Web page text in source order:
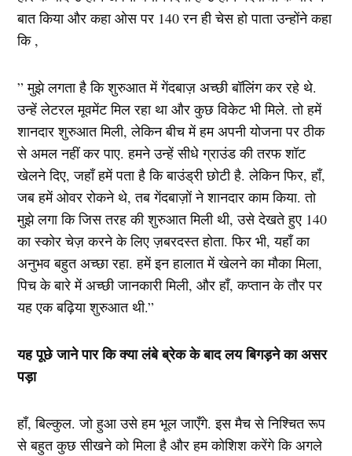
बात किया और कहा ओस पर 140 रन ही चेस हो पाता उन्होंने कहा
कि ,
” मुझे लगता है कि शुरुआत में गेंदबाज़ अच्छी बॉलिंग कर रहे थे.
उन्हें लेटरल मूवमेंट मिल रहा था और कुछ विकेट भी मिले. तो हमें
शानदार शुरुआत मिली, लेकिन बीच में हम अपनी योजना पर ठीक
से अमल नहीं कर पाए. हमने उन्हें सीधे ग्राउंड की तरफ शॉट
खेलने दिए, जहाँ हमें पता है कि बाउंड्री छोटी है. लेकिन फिर, हाँ,
जब हमें ओवर रोकने थे, तब गेंदबाज़ों ने शानदार काम किया. तो
मुझे लगा कि जिस तरह की शुरुआत मिली थी, उसे देखते हुए 140
का स्कोर चेज़ करने के लिए ज़बरदस्त होता. फिर भी, यहाँ का
अनुभव बहुत अच्छा रहा. हमें इन हालात में खेलने का मौका मिला,
पिच के बारे में अच्छी जानकारी मिली, और हाँ, कप्तान के तौर पर
यह एक बढ़िया शुरुआत थी.”
यह पूछे जाने पार कि क्या लंबे ब्रेक के बाद लय बिगड़ने का असर
पड़ा
हाँ, बिल्कुल. जो हुआ उसे हम भूल जाएँगे. इस मैच से निश्चित रूप
से बहुत कुछ सीखने को मिला है और हम कोशिश करेंगे कि अगले